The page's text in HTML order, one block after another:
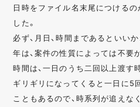
日時をファイル名末尾につける
した。
必ず、月日、時間まであるといいか
年は、案件の性質によっては不要
時間は、一日のうち二回以上渡す
ギリギリになってくると一日に5
こともあるので、時系列が追えな